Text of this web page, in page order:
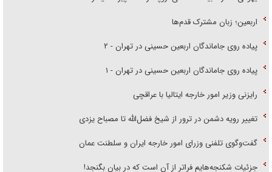
اربعین؛ زبان مشترک قدم‌ها
پیاده روی جاماندگان اربعین حسینی در تهران - ۲
پیاده روی جاماندگان اربعین حسینی در تهران - ۱
رایزنی وزیر امور خارجه ایتالیا با عراقچی
تغییر رویه دشمن در ترور از شیخ فضل‌الله تا مصباح یزدی
گفت‌وگوی تلفنی وزرای امور خارجه ایران و سلطنت عمان
جزئیات شکنجه‌هایم فراتر از آن است که در بیان بگنجد!